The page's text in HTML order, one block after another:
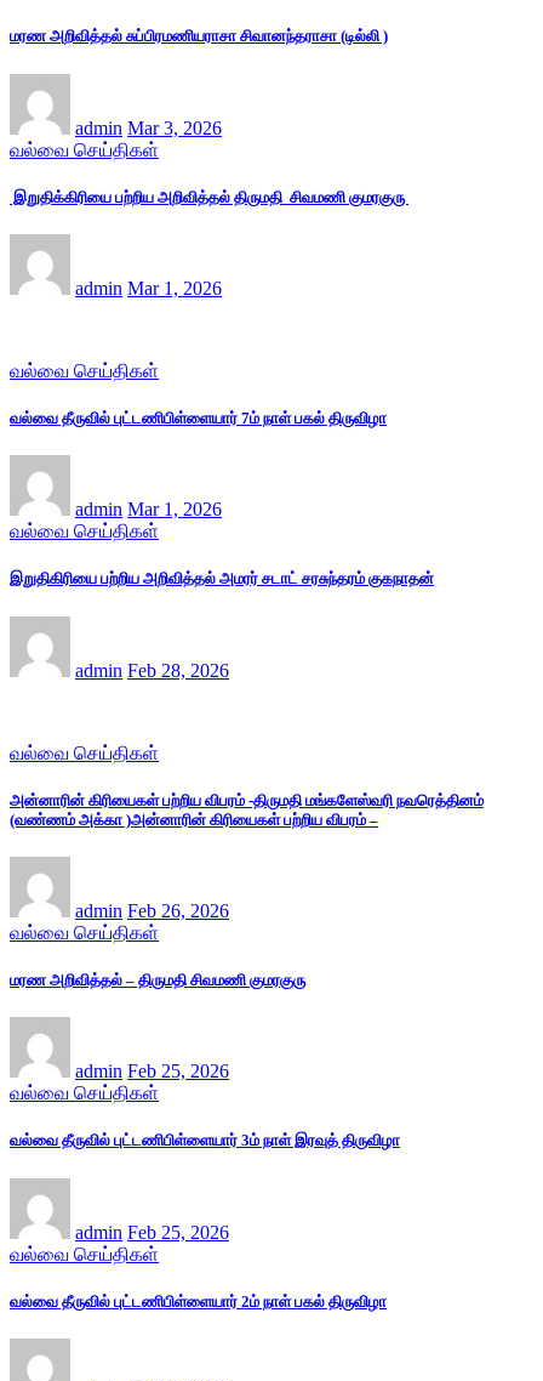
மரண அறிவித்தல் சுப்பிரமணியராசா சிவானந்தராசா (டில்லி )
admin Mar 3, 2026
வல்வை செய்திகள்
இறுதிக்கிரியை பற்றிய அறிவித்தல் திருமதி சிவமணி குமரகுரு
admin Mar 1, 2026
வல்வை செய்திகள்
வல்வை தீருவில் புட்டணிபிள்ளையார் 7ம் நாள் பகல் திருவிழா
admin Mar 1, 2026
வல்வை செய்திகள்
இறுதிகிரியை பற்றிய அறிவித்தல் அமரர் சடாட் சரசுந்தரம் குகநாதன்
admin Feb 28, 2026
வல்வை செய்திகள்
அன்னாரின் கிரியைகள் பற்றிய விபரம் -திருமதி மங்களேஸ்வரி நவரெத்தினம்
(வண்ணம் அக்கா )அன்னாரின் கிரியைகள் பற்றிய விபரம் –
admin Feb 26, 2026
வல்வை செய்திகள்
மரண அறிவித்தல் – திருமதி சிவமணி குமரகுரு
admin Feb 25, 2026
வல்வை செய்திகள்
வல்வை தீருவில் புட்டணிபிள்ளையார் 3ம் நாள் இரவுத் திருவிழா
admin Feb 25, 2026
வல்வை செய்திகள்
வல்வை தீருவில் புட்டணிபிள்ளையார் 2ம் நாள் பகல் திருவிழா